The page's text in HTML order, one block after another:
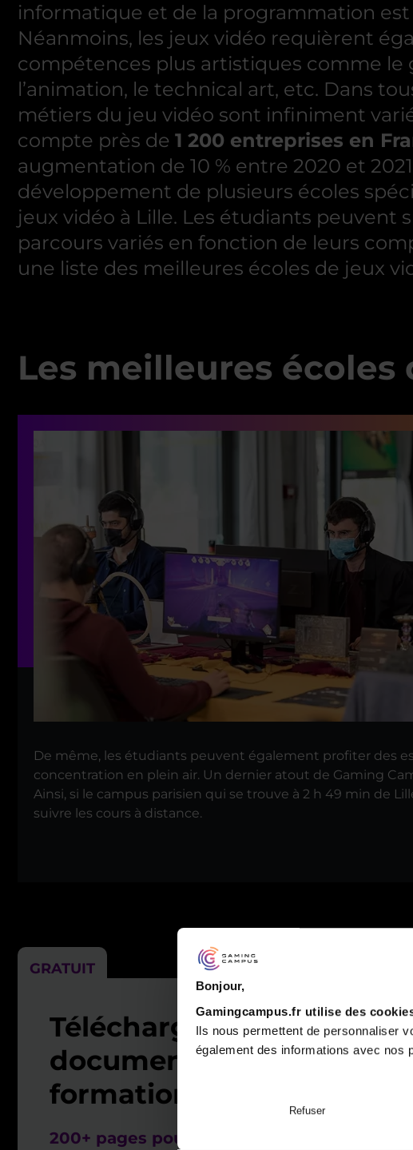
Bonjour,
Gamingcampus.fr utilise des
Ils nous permettent de personnaliser
également des informations avec nos
Refuser
informatique et de la programmation est
Néanmoins, les jeux vidéo requièrent
compétences plus artistiques comme le
l’animation, le technical art, etc. Dans
métiers du jeu vidéo sont infiniment
compte près de 1 200 entreprises en
augmentation de 10 % entre 2020 et
développement de plusieurs écoles
jeux vidéo à Lille. Les étudiants peuvent
parcours variés en fonction de leurs
une liste des meilleures écoles de jeux
Les meilleures
De même, les étudiants peuvent également profiter des
concentration en plein air. Un dernier atout de Gaming
Ainsi, si le campus parisien qui se trouve à 2 h 49 min de
suivre les cours à distance.
GRATUIT
Télécharger la
documentation de nos
formations en 1 clic
200+ pages pour tout savoir